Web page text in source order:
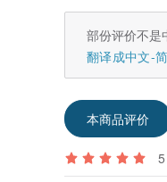
部份评价不是
翻译成中文-
本商品评价
5